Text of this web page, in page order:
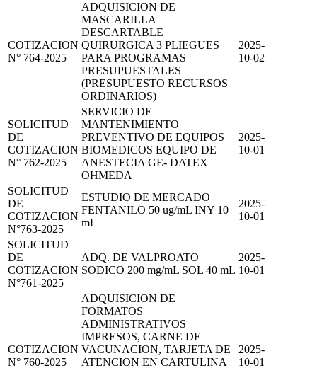
COTIZACION
N° 764-2025
ADQUISICION DE
MASCARILLA
DESCARTABLE
QUIRURGICA 3 PLIEGUES
PARA PROGRAMAS
PRESUPUESTALES
(PRESUPUESTO RECURSOS
ORDINARIOS)
2025-
10-02
SOLICITUD
DE
COTIZACION
N° 762-2025
SERVICIO DE
MANTENIMIENTO
PREVENTIVO DE EQUIPOS
BIOMEDICOS EQUIPO DE
ANESTECIA GE- DATEX
OHMEDA
2025-
10-01
SOLICITUD
DE
COTIZACION
N°763-2025
ESTUDIO DE MERCADO
FENTANILO 50 ug/mL INY 10
mL
2025-
10-01
SOLICITUD
DE
COTIZACION
N°761-2025
ADQ. DE VALPROATO
SODICO 200 mg/mL SOL 40 mL
2025-
10-01
COTIZACION
N° 760-2025
ADQUISICION DE
FORMATOS
ADMINISTRATIVOS
IMPRESOS, CARNE DE
VACUNACION, TARJETA DE
ATENCION EN CARTULINA
2025-
10-01